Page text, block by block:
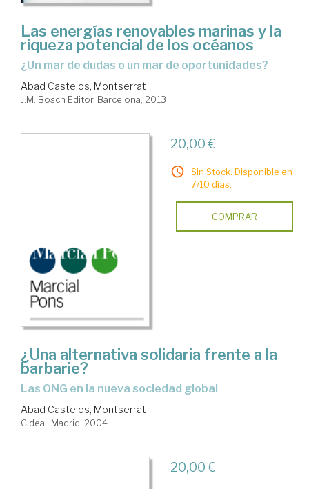
Las energías renovables marinas y la
riqueza potencial de los océanos
¿un mar de dudas o un mar de oportunidades?
Abad Castelos, Montserrat
J.M. Bosch Editor. Barcelona, 2013
20,00 €
Sin Stock. Disponible en
7/10 días.
COMPRAR
¿Una alternativa solidaria frente a la
barbarie?
las ONG en la nueva sociedad global
Abad Castelos, Montserrat
Cideal. Madrid, 2004
20,00 €